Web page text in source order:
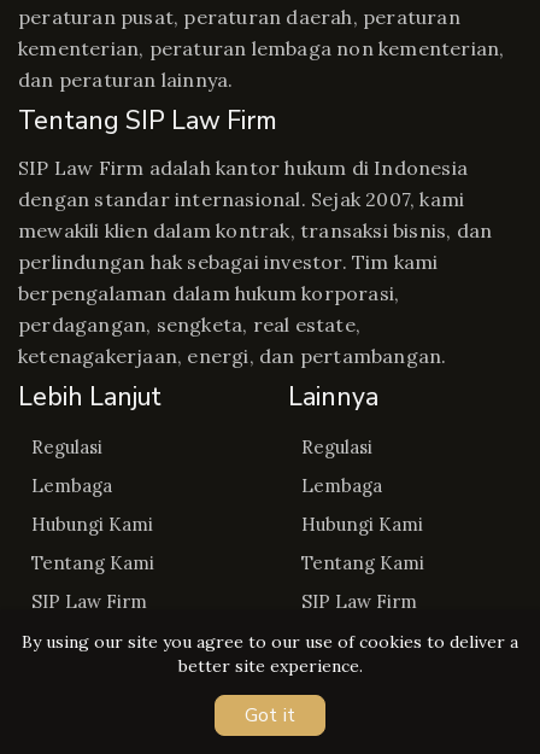
peraturan pusat, peraturan daerah, peraturan
kementerian, peraturan lembaga non kementerian,
dan peraturan lainnya.
Tentang SIP Law Firm
SIP Law Firm adalah kantor hukum di Indonesia
dengan standar internasional. Sejak 2007, kami
mewakili klien dalam kontrak, transaksi bisnis, dan
perlindungan hak sebagai investor. Tim kami
berpengalaman dalam hukum korporasi,
perdagangan, sengketa, real estate,
ketenagakerjaan, energi, dan pertambangan.
Lebih Lanjut
Regulasi
Lembaga
Hubungi Kami
Tentang Kami
SIP Law Firm
Lainnya
Regulasi
Lembaga
Hubungi Kami
Tentang Kami
SIP Law Firm
Copyright © Regulasip 2026. All rights reserved.
By using our site you agree to our use of cookies to deliver a
better site experience.
Got it